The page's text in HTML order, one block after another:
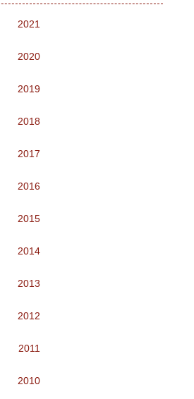
2021
2020
2019
2018
2017
2016
2015
2014
2013
2012
2011
2010